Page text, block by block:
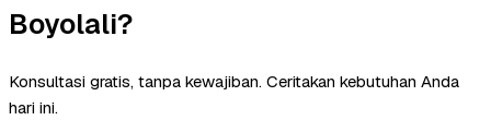
Boyolali?
Konsultasi gratis, tanpa kewajiban. Ceritakan kebutuhan Anda
hari ini.